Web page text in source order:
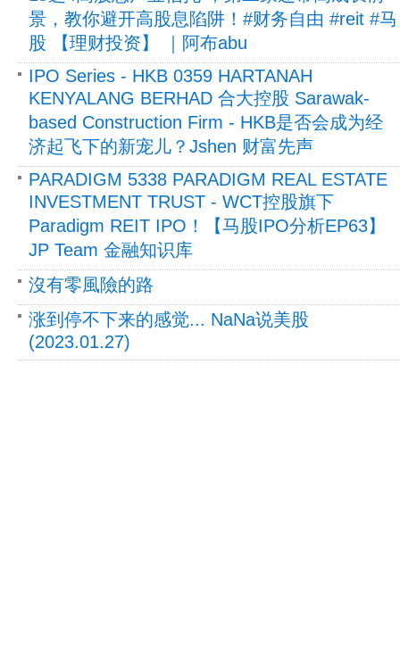
景，教你避开高股息陷阱！#财务自由 #reit #马
股 【理财投资】 ｜阿布abu
IPO Series - HKB 0359 HARTANAH
KENYALANG BERHAD 合大控股 Sarawak-
based Construction Firm - HKB是否会成为经
济起飞下的新宠儿？Jshen 财富先声
PARADIGM 5338 PARADIGM REAL ESTATE
INVESTMENT TRUST - WCT控股旗下
Paradigm REIT IPO！【马股IPO分析EP63】
JP Team 金融知识库
沒有零風險的路
涨到停不下来的感觉... NaNa说美股
(2023.01.27)